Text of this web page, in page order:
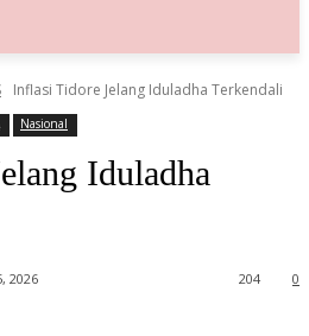
Inflasi Tidore Jelang Iduladha Terkendali
Nasional
Iduladha
2026 0
204